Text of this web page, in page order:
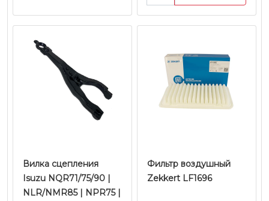
Вилка сцепления
Isuzu NQR71/75/90 |
NLR/NMR85 | NPR75 |
Фильтр воздушный
Zekkert LF1696